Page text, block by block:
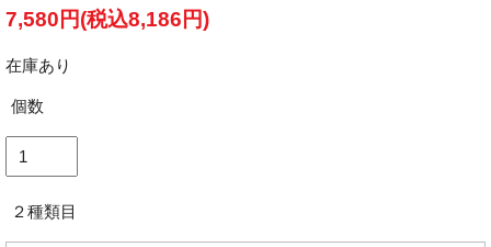
7,580円(税込8,186円)
在庫あり
個数
２種類目